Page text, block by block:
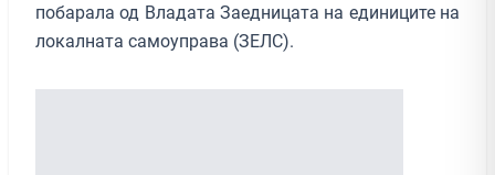
побарала од Владата Заедницата на единиците на
локалната самоуправа (ЗЕЛС).